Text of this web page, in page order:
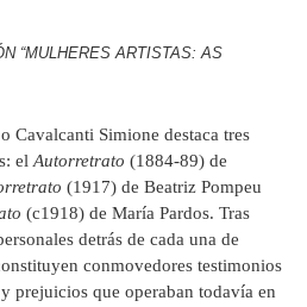
“MULHERES ARTISTAS: AS
Cavalcanti Simione destaca tres
el Autorretrato (1884-89) de
(1917) de Beatriz Pompeu
(c1918) de María Pardos. Tras
detrás de cada una de
conmovedores testimonios
prejuicios que operaban todavía en